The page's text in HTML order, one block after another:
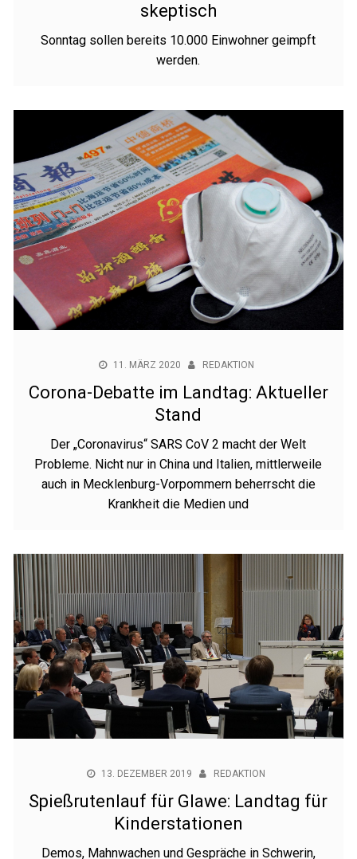
skeptisch
Sonntag sollen bereits 10.000 Einwohner geimpft
werden.
11. MÄRZ 2020 REDAKTION
Corona-Debatte im Landtag: Aktueller
Stand
Der „Coronavirus“ SARS CoV 2 macht der Welt
Probleme. Nicht nur in China und Italien, mittlerweile
auch in Mecklenburg-Vorpommern beherrscht die
Krankheit die Medien und
13. DEZEMBER 2019 REDAKTION
Spießrutenlauf für Glawe: Landtag für
Kinderstationen
Demos, Mahnwachen und Gespräche in Schwerin,